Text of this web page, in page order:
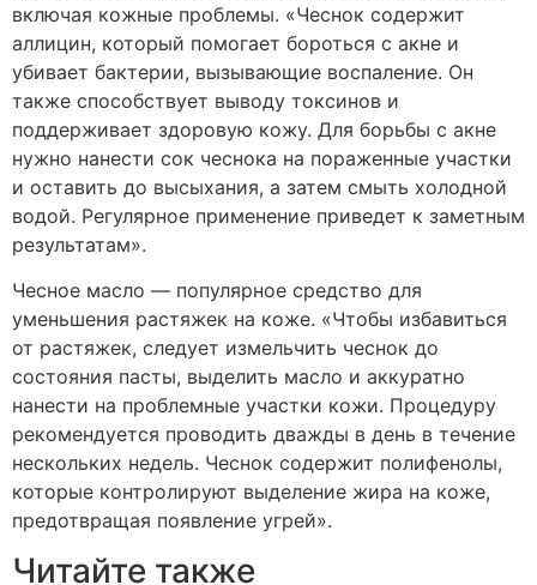
включая кожные проблемы. «Чеснок содержит
аллицин, который помогает бороться с акне и
убивает бактерии, вызывающие воспаление. Он
также способствует выводу токсинов и
поддерживает здоровую кожу. Для борьбы с акне
нужно нанести сок чеснока на пораженные участки
и оставить до высыхания, а затем смыть холодной
водой. Регулярное применение приведет к заметным
результатам».
Чесное масло — популярное средство для
уменьшения растяжек на коже. «Чтобы избавиться
от растяжек, следует измельчить чеснок до
состояния пасты, выделить масло и аккуратно
нанести на проблемные участки кожи. Процедуру
рекомендуется проводить дважды в день в течение
нескольких недель. Чеснок содержит полифенолы,
которые контролируют выделение жира на коже,
предотвращая появление угрей».
Читайте также